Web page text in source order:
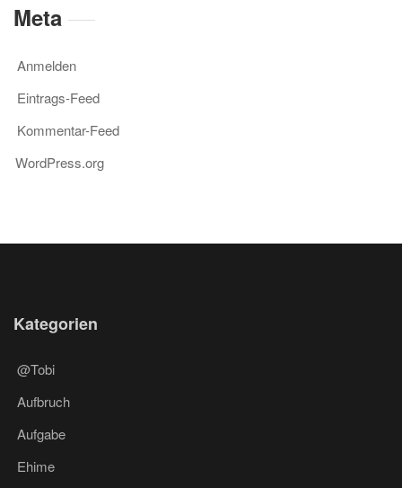
Meta
Anmelden
Eintrags-Feed
Kommentar-Feed
WordPress.org
Kategorien
@Tobi
Aufbruch
Aufgabe
Ehime